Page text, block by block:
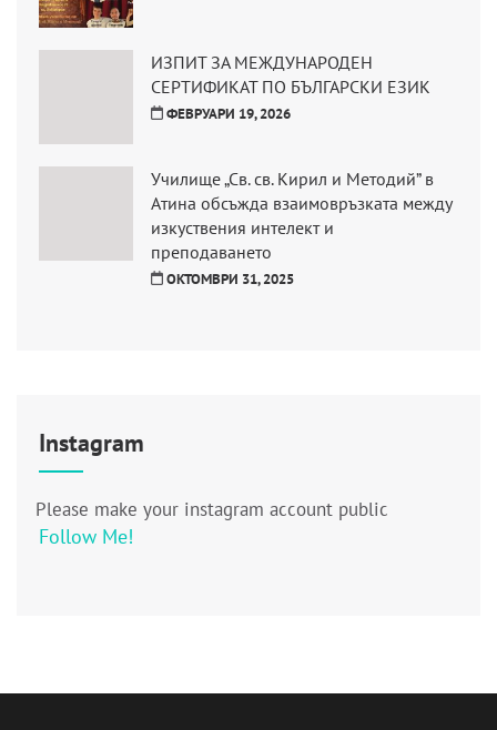
ИЗПИТ ЗА МЕЖДУНАРОДЕН
СЕРТИФИКАТ ПО БЪЛГАРСКИ ЕЗИК
ФЕВРУАРИ 19, 2026
Училище „Св. св. Кирил и Методий” в
Атина обсъжда взаимовръзката между
изкуствения интелект и
преподаването
ОКТОМВРИ 31, 2025
Instagram
Please make your instagram account public
Follow Me!